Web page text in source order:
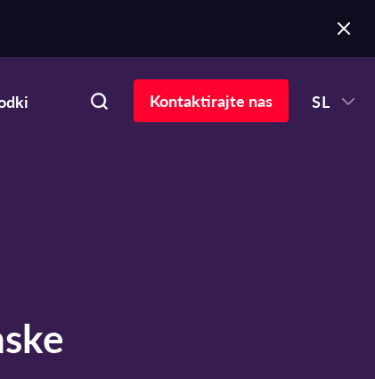
Kontaktirajte nas SL